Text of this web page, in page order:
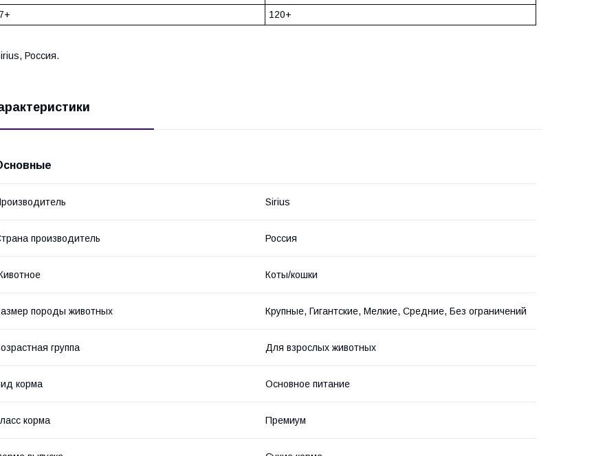
7+
120+
Россия.
Sirius
производитель Россия
Коты/кошки
породы животных Крупные, Гигантские, Мелкие, Средние, Без ограничений
группа Для взрослых животных
корма Основное питание
корма Премиум